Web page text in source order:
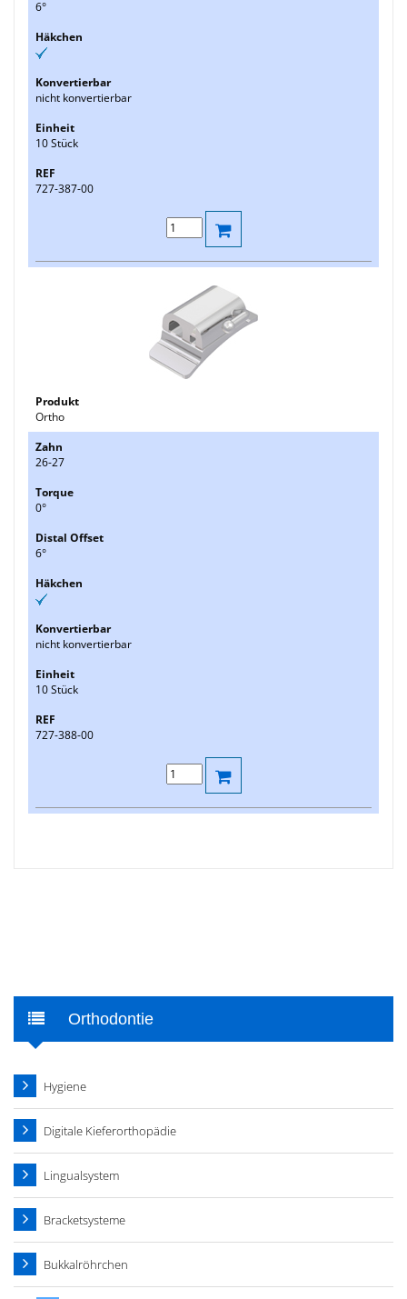
6°
nicht konvertierbar
10 Stück
727-387-00
Ortho
26-27
0°
6°
nicht konvertierbar
10 Stück
727-388-00
Orthodontie
Hygiene
Digitale Kieferorthopädie
Lingualsystem
Bracketsysteme
Bukkalröhrchen